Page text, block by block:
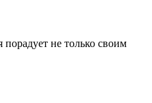
не только своим